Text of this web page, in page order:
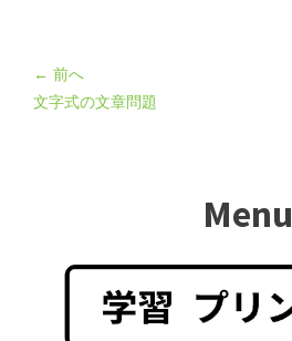
← 前へ
文字式の文章問題
Menu